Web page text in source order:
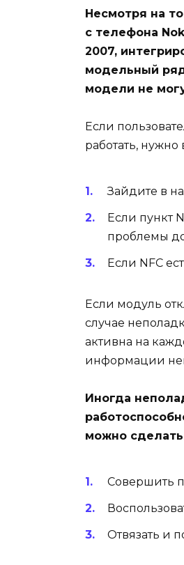
Несмотря на
с телефона
2007,
модельный
модели не
Если
работать, нужно
Зайдите в
Если пункт
проблемы
Если NFC
Если модуль
случае
активна на
информации
Иногда
можно
Совершить
Отвязать и